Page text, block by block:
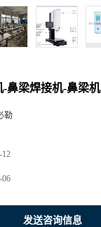
鼻梁焊接机-鼻梁机
勒
12
06
发送咨询信息